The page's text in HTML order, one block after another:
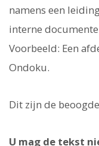
namens een
interne
Voorbeeld: Een
Ondoku.
Dit zijn de
U mag de tekst